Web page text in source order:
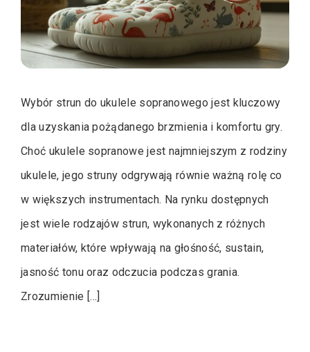
Wybór strun do ukulele sopranowego jest kluczowy
dla uzyskania pożądanego brzmienia i komfortu gry.
Choć ukulele sopranowe jest najmniejszym z rodziny
ukulele, jego struny odgrywają równie ważną rolę co
w większych instrumentach. Na rynku dostępnych
jest wiele rodzajów strun, wykonanych z różnych
materiałów, które wpływają na głośność, sustain,
jasność tonu oraz odczucia podczas grania.
Zrozumienie […]